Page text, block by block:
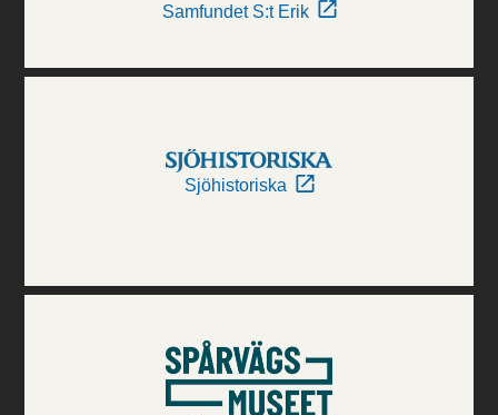
Samfundet S:t Erik
Sjöhistoriska